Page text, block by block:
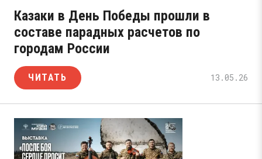
Казаки в День Победы прошли в
составе парадных расчетов по
городам России
ЧИТАТЬ 13.05.26